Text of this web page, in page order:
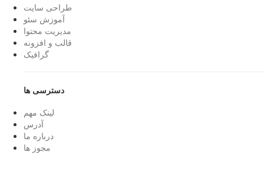
طراحی سایت
آموزش سئو
مدیریت محتوا
قالب و افزونه
گرافیک
دسترسی ها
لینک مهم
آدرس
درباره ما
مجوز ها